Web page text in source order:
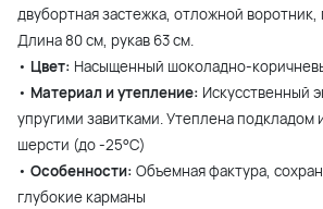
двубортная застежка, отложной воротник,
Длина 80 см, рукав 63 см.
• Цвет: Насыщенный шоколадно-
• Материал и утепление: Искусственный
упругими завитками. Утеплена подкладом
шерсти (до -25°С)
• Особенности: Объемная фактура,
глубокие карманы